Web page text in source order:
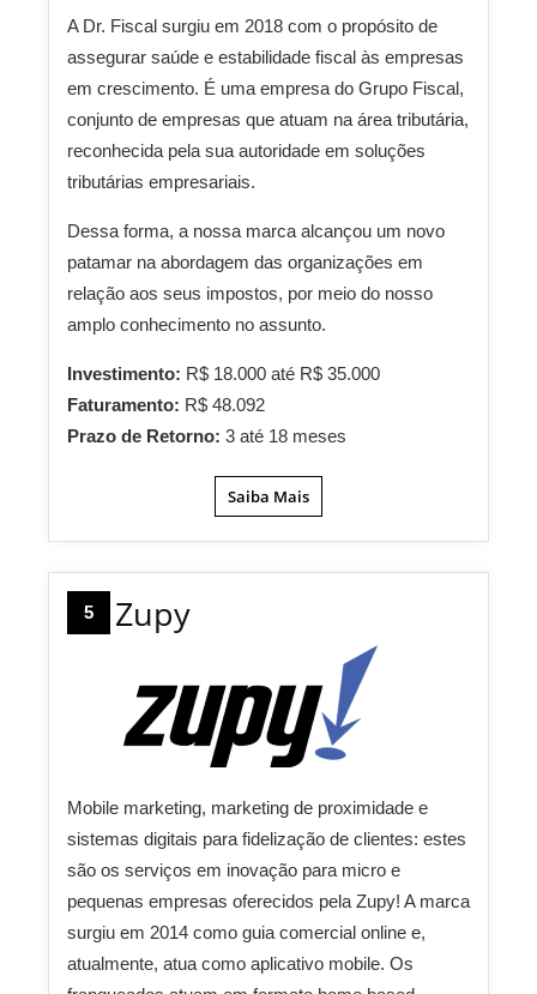
A Dr. Fiscal surgiu em 2018 com o propósito de
assegurar saúde e estabilidade fiscal às empresas
em crescimento. É uma empresa do Grupo Fiscal,
conjunto de empresas que atuam na área tributária,
reconhecida pela sua autoridade em soluções
tributárias empresariais.
Dessa forma, a nossa marca alcançou um novo
patamar na abordagem das organizações em
relação aos seus impostos, por meio do nosso
amplo conhecimento no assunto.
Investimento: R$ 18.000 até R$ 35.000
Faturamento: R$ 48.092
Prazo de Retorno: 3 até 18 meses
Saiba Mais
5 Zupy
Mobile marketing, marketing de proximidade e
sistemas digitais para fidelização de clientes: estes
são os serviços em inovação para micro e
pequenas empresas oferecidos pela Zupy! A marca
surgiu em 2014 como guia comercial online e,
atualmente, atua como aplicativo mobile. Os